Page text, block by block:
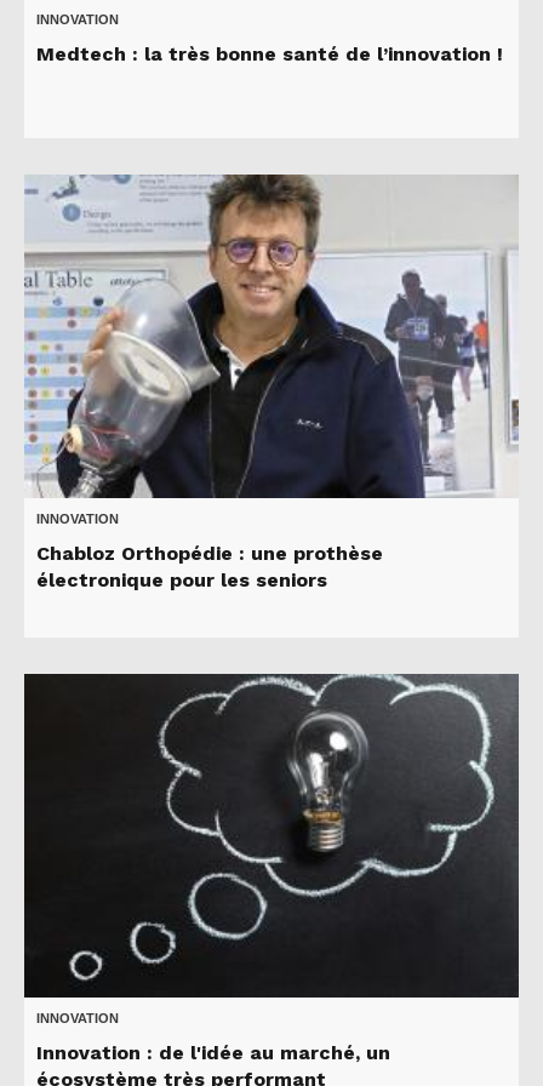
INNOVATION
Medtech : la très bonne santé de l’innovation !
INNOVATION
Chabloz Orthopédie : une prothèse
électronique pour les seniors
INNOVATION
Innovation : de l'idée au marché, un
écosystème très performant